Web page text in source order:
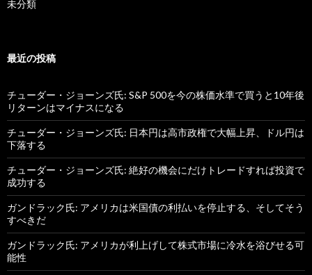
未分類
最近の投稿
チューダー・ジョーンズ氏: S&P 500を今の株価水準で買うと10年後
リターンはマイナスになる
チューダー・ジョーンズ氏: 日本円は高市政権で大幅上昇、ドル円は
下落する
チューダー・ジョーンズ氏: 絶好の機会にだけトレードすれば投資で
成功する
ガンドラック氏: アメリカは米国債の利払いを停止する、そしてそう
すべきだ
ガンドラック氏: アメリカが利上げして株式市場に冷水を浴びせる可
能性